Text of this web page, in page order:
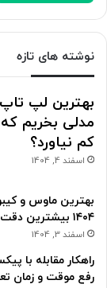
نوشته های تازه
بهترین لپ
مدلی بخریم
کم نیاورد؟
اسفند 4, 1404
بهترین ماوس و
۱۴۰۴ بیشترین دقت و سرعت را می دهند؟
اسفند 3, 1404
راهکار مقابله
رفع موقت و زمان